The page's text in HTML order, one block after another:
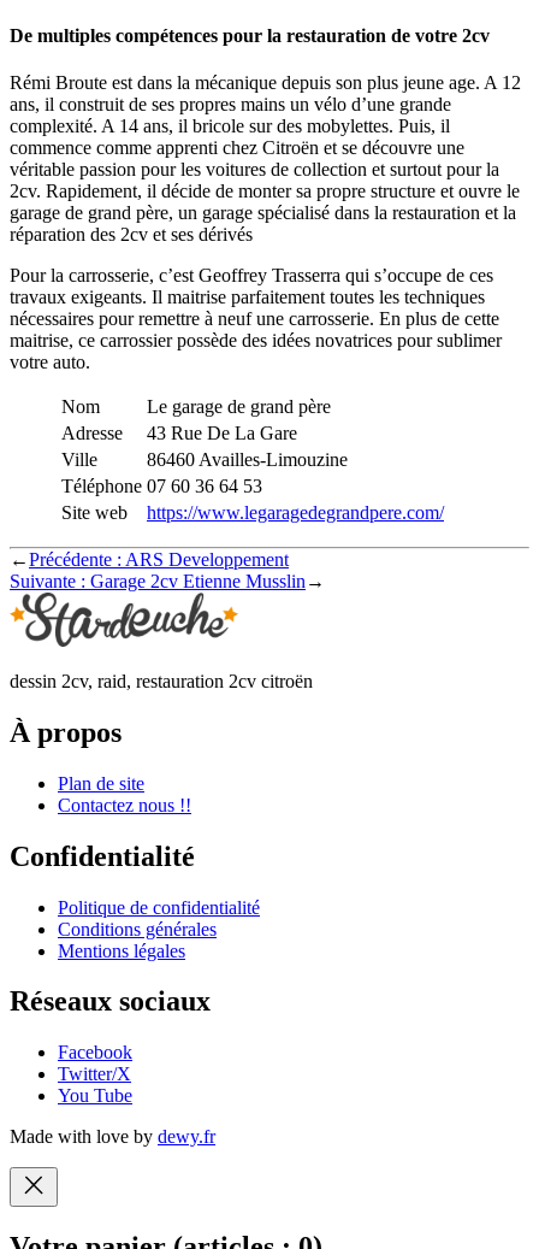
De multiples compétences pour la restauration de votre 2cv
Rémi Broute est dans la mécanique depuis son plus jeune age. A 12
ans, il construit de ses propres mains un vélo d’une grande
complexité. A 14 ans, il bricole sur des mobylettes. Puis, il
commence comme apprenti chez Citroën et se découvre une
véritable passion pour les voitures de collection et surtout pour la
2cv. Rapidement, il décide de monter sa propre structure et ouvre le
garage de grand père, un garage spécialisé dans la restauration et la
réparation des 2cv et ses dérivés
Pour la carrosserie, c’est Geoffrey Trasserra qui s’occupe de ces
travaux exigeants. Il maitrise parfaitement toutes les techniques
nécessaires pour remettre à neuf une carrosserie. En plus de cette
maitrise, ce carrossier possède des idées novatrices pour sublimer
votre auto.
Nom
Le garage de grand père
Adresse
43 Rue De La Gare
Ville
86460 Availles-Limouzine
Téléphone 07 60 36 64 53
Site web
https://www.legaragedegrandpere.com/
←Précédente : ARS Developpement
Suivante : Garage 2cv Etienne Musslin →
dessin 2cv, raid, restauration 2cv citroën
À propos
Plan de site
Contactez nous !!
Confidentialité
Politique de confidentialité
Conditions générales
Mentions légales
Réseaux sociaux
Facebook
Twitter/X
You Tube
Made with love by dewy.fr